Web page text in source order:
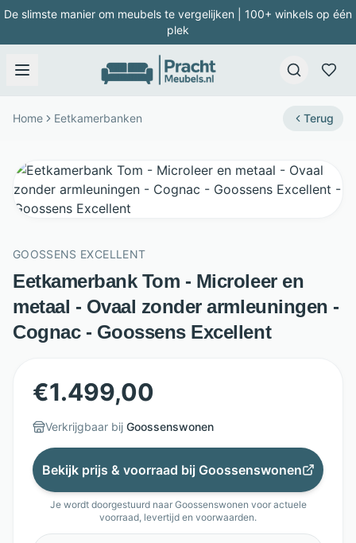
De slimste manier om meubels te vergelijken | 100+ winkels op één
plek
Home Eetkamerbanken Terug
GOOSSENS EXCELLENT
Eetkamerbank Tom - Microleer en
metaal - Ovaal zonder armleuningen -
Cognac - Goossens Excellent
€1.499,00
Verkrijgbaar bij Goossenswonen
Bekijk prijs & voorraad bij Goossenswonen
Je wordt doorgestuurd naar Goossenswonen voor actuele
voorraad, levertijd en voorwaarden.